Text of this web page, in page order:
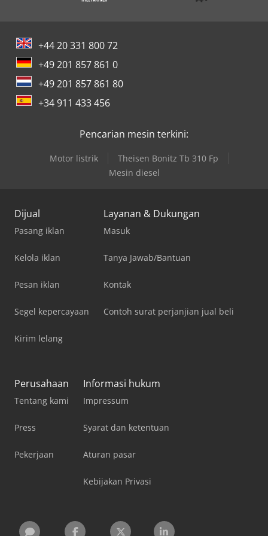
+44 20 331 800 72
+49 201 857 861 0
+49 201 857 861 80
+34 911 433 456
Pencarian mesin terkini:
Motor listrik
Theisen Bonitz Tb 310 Fp
Mesin diesel
Dijual
Pasang iklan
Kelola iklan
Pesan iklan
Segel kepercayaan
Kirim lelang
Layanan & Dukungan
Masuk
Tanya Jawab/Bantuan
Kontak
Contoh surat perjanjian jual beli
Perusahaan
Tentang kami
Press
Pekerjaan
Informasi hukum
Impressum
Syarat dan ketentuan
Aturan pasar
Kebijakan Privasi